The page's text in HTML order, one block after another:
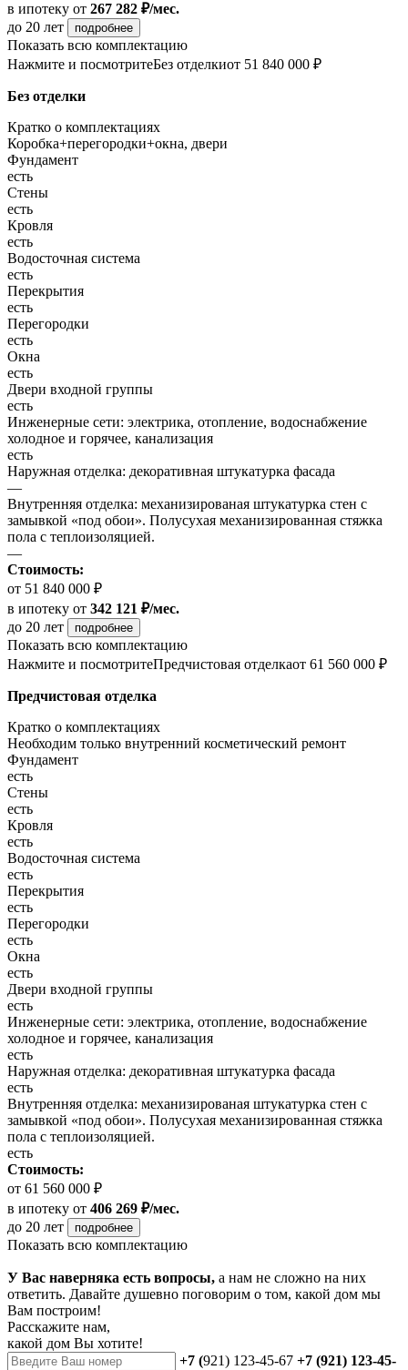
в ипотеку от 267 282 ₽/мес.
до 20 лет
подробнее
Показать всю комплектацию
Нажмите и посмотритеБез отделкиот 51 840 000 ₽
Без отделки
Кратко о комплектациях
Коробка+перегородки+окна, двери
Фундамент
есть
Стены
есть
Кровля
есть
Водосточная система
есть
Перекрытия
есть
Перегородки
есть
Окна
есть
Двери входной группы
есть
Инженерные сети: электрика, отопление, водоснабжение
холодное и горячее, канализация
есть
Наружная отделка: декоративная штукатурка фасада
—
Внутренняя отделка: механизированая штукатурка стен с
замывкой «под обои». Полусухая механизированная стяжка
пола с теплоизоляцией.
—
Стоимость:
от 51 840 000 ₽
в ипотеку от 342 121 ₽/мес.
до 20 лет
подробнее
Показать всю комплектацию
Нажмите и посмотритеПредчистовая отделкаот 61 560 000 ₽
Предчистовая отделка
Кратко о комплектациях
Необходим только внутренний косметический ремонт
Фундамент
есть
Стены
есть
Кровля
есть
Водосточная система
есть
Перекрытия
есть
Перегородки
есть
Окна
есть
Двери входной группы
есть
Инженерные сети: электрика, отопление, водоснабжение
холодное и горячее, канализация
есть
Наружная отделка: декоративная штукатурка фасада
есть
Внутренняя отделка: механизированая штукатурка стен с
замывкой «под обои». Полусухая механизированная стяжка
пола с теплоизоляцией.
есть
Стоимость:
от 61 560 000 ₽
в ипотеку от 406 269 ₽/мес.
до 20 лет
подробнее
Показать всю комплектацию
У Вас наверняка есть вопросы, а нам не сложно на них
ответить. Давайте душевно поговорим о том, какой дом мы
Вам построим!
Расскажите нам,
какой дом Вы хотите!
+7 (921) 123-45-67 +7 (921) 123-45-